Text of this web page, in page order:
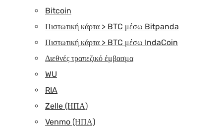
Bitcoin
Πιστωτική κάρτα > BTC μέσω Bitpanda
Πιστωτική κάρτα > BTC μέσω IndaCoin
Διεθνές τραπεζικό έμβασμα
WU
RIA
Zelle (ΗΠΑ)
Venmo (ΗΠΑ)